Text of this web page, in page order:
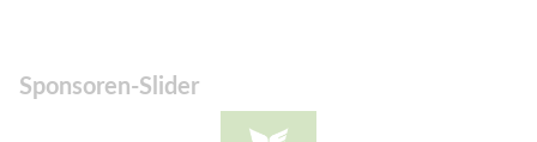
Sponsoren-Slider